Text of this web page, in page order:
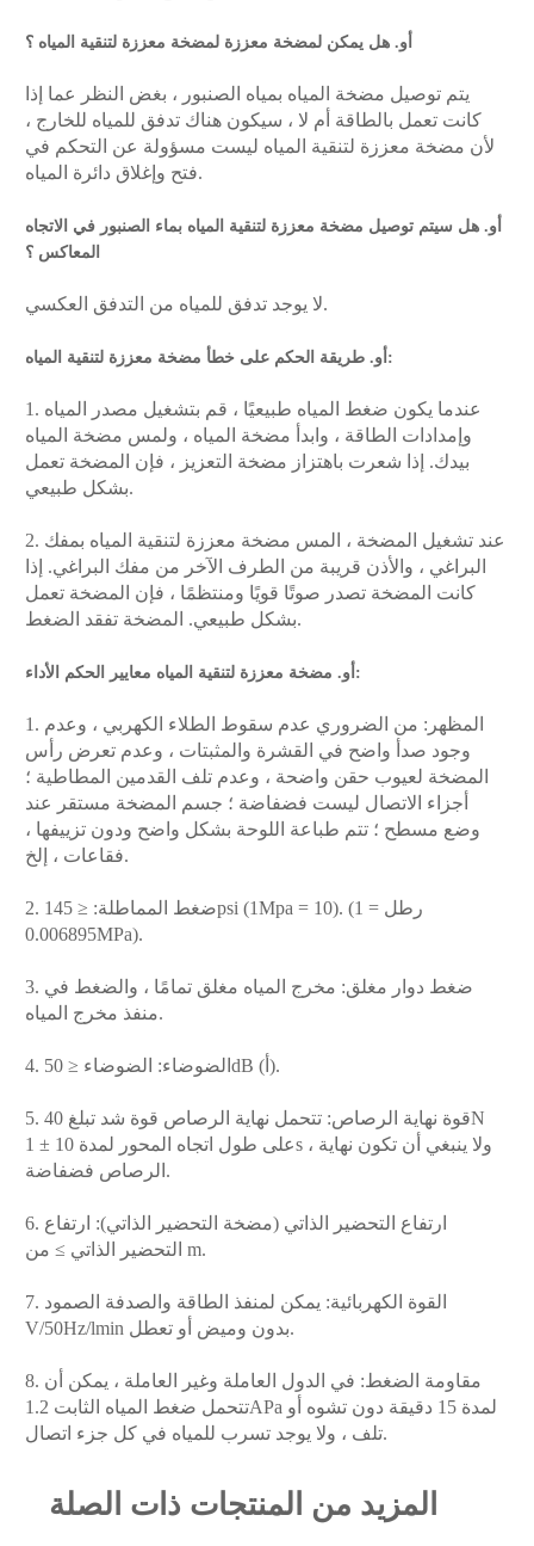
أو. هل يمكن لمضخة معززة لمضخة معززة لتنقية المياه ؟
يتم توصيل مضخة المياه بمياه الصنبور ، بغض النظر عما إذا
كانت تعمل بالطاقة أم لا ، سيكون هناك تدفق للمياه للخارج ،
لأن مضخة معززة لتنقية المياه ليست مسؤولة عن التحكم في
فتح وإغلاق دائرة المياه.
أو. هل سيتم توصيل مضخة معززة لتنقية المياه بماء الصنبور في الاتجاه
المعاكس ؟
لا يوجد تدفق للمياه من التدفق العكسي.
أو. طريقة الحكم على خطأ مضخة معززة لتنقية المياه:
1. عندما يكون ضغط المياه طبيعيًا ، قم بتشغيل مصدر المياه
وإمدادات الطاقة ، وابدأ مضخة المياه ، ولمس مضخة المياه
بيدك. إذا شعرت باهتزاز مضخة التعزيز ، فإن المضخة تعمل
بشكل طبيعي.
2. عند تشغيل المضخة ، المس مضخة معززة لتنقية المياه بمفك
البراغي ، والأذن قريبة من الطرف الآخر من مفك البراغي. إذا
كانت المضخة تصدر صوتًا قويًا ومنتظمًا ، فإن المضخة تعمل
بشكل طبيعي. المضخة تفقد الضغط.
أو. مضخة معززة لتنقية المياه معايير الحكم الأداء:
1. المظهر: من الضروري عدم سقوط الطلاء الكهربي ، وعدم
وجود صدأ واضح في القشرة والمثبتات ، وعدم تعرض رأس
المضخة لعيوب حقن واضحة ، وعدم تلف القدمين المطاطية ؛
أجزاء الاتصال ليست فضفاضة ؛ جسم المضخة مستقر عند
وضع مسطح ؛ تتم طباعة اللوحة بشكل واضح ودون تزييفها ،
فقاعات ، إلخ.
2. ضغط المماطلة: ≤ 145psi (1Mpa = 10). (1 رطل =
0.006895MPa).
3. ضغط دوار مغلق: مخرج المياه مغلق تمامًا ، والضغط في
منفذ مخرج المياه.
4. الضوضاء: الضوضاء ≤ 50dB (أ).
5. قوة نهاية الرصاص: تتحمل نهاية الرصاص قوة شد تبلغ 40N
على طول اتجاه المحور لمدة 10 ± 1s ، ولا ينبغي أن تكون نهاية
الرصاص فضفاضة.
6. ارتفاع التحضير الذاتي (مضخة التحضير الذاتي): ارتفاع
التحضير الذاتي ≥ من m.
7. القوة الكهربائية: يمكن لمنفذ الطاقة والصدفة الصمود
V/50Hz/lmin بدون وميض أو تعطل.
8. مقاومة الضغط: في الدول العاملة وغير العاملة ، يمكن أن
تتحمل ضغط المياه الثابت 1.2APa لمدة 15 دقيقة دون تشوه أو
تلف ، ولا يوجد تسرب للمياه في كل جزء اتصال.
المزيد من المنتجات ذات الصلة